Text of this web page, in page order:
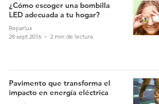
¿Cómo escoger una bombilla
LED adecuada a tu hogar?
Reparlux
28 sept 2016
2 min de lectura
Pavimento que transforma el
impacto en energía eléctrica